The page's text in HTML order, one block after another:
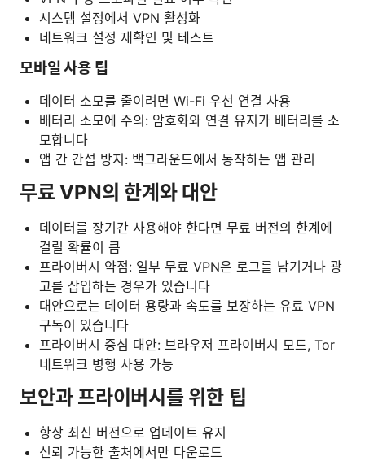
시스템 설정에서 VPN 활성화
네트워크 설정 재확인 및 테스트
모바일 사용 팁
데이터 소모를 줄이려면 Wi-Fi 우선 연결 사용
배터리 소모에 주의: 암호화와 연결 유지가 배터리를 소
모합니다
앱 간 간섭 방지: 백그라운드에서 동작하는 앱 관리
무료 VPN의 한계와 대안
데이터를 장기간 사용해야 한다면 무료 버전의 한계에
걸릴 확률이 큼
프라이버시 약점: 일부 무료 VPN은 로그를 남기거나 광
고를 삽입하는 경우가 있습니다
대안으로는 데이터 용량과 속도를 보장하는 유료 VPN
구독이 있습니다
프라이버시 중심 대안: 브라우저 프라이버시 모드, Tor
네트워크 병행 사용 가능
보안과 프라이버시를 위한 팁
항상 최신 버전으로 업데이트 유지
신뢰 가능한 출처에서만 다운로드